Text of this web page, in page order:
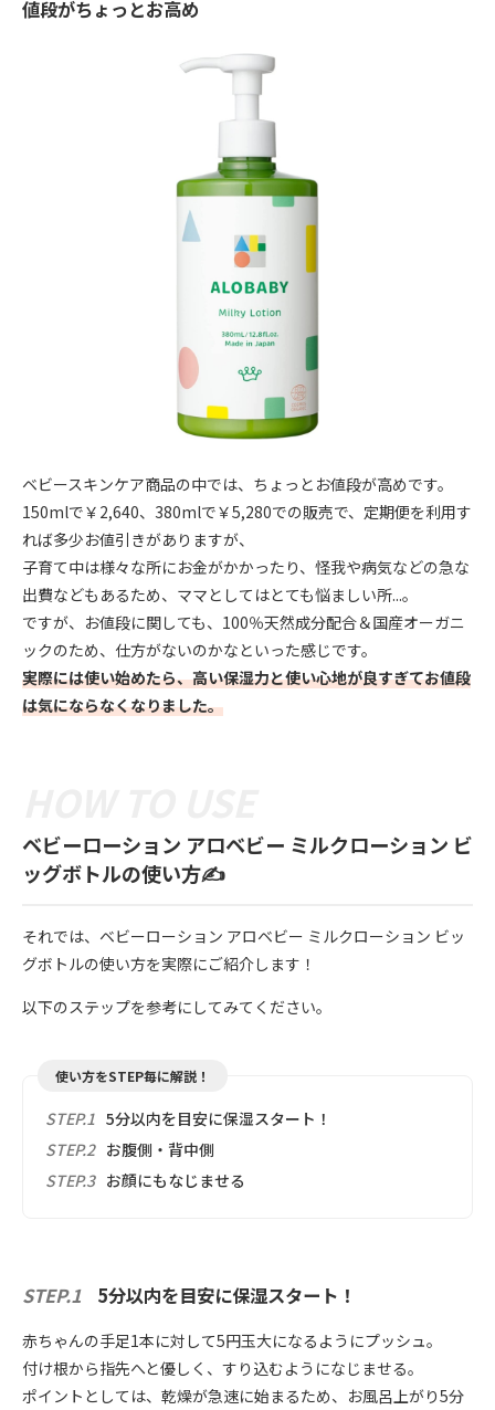
値段がちょっとお高め
ベビースキンケア商品の中では、ちょっとお値段が高めです。
150mlで￥2,640、380mlで￥5,280での販売で、定期便を利用す
れば多少お値引きがありますが、
子育て中は様々な所にお金がかかったり、怪我や病気などの急な
出費などもあるため、ママとしてはとても悩ましい所...。
ですが、お値段に関しても、100％天然成分配合＆国産オーガニ
ックのため、仕方がないのかなといった感じです。
実際には使い始めたら、高い保湿力と使い心地が良すぎてお値段
は気にならなくなりました。
ベビーローション アロベビー ミルクローション ビ
ッグボトルの使い方✍️
それでは、ベビーローション アロベビー ミルクローション ビッ
グボトルの使い方を実際にご紹介します！
以下のステップを参考にしてみてください。
使い方をSTEP毎に解説！
STEP.1 5分以内を目安に保湿スタート！
STEP.2 お腹側・背中側
STEP.3 お顔にもなじませる
STEP.1 5分以内を目安に保湿スタート！
赤ちゃんの手足1本に対して5円玉大になるようにプッシュ。
付け根から指先へと優しく、すり込むようになじませる。
ポイントとしては、乾燥が急速に始まるため、お風呂上がり5分